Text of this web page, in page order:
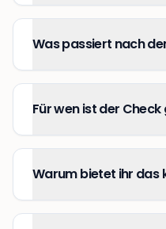
Was passiert nach
Für wen ist der
Warum bietet ihr das